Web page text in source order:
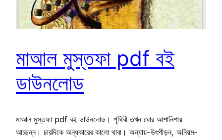
মাআল মুস্তফা pdf বই
ডাউনলোড
মাআল মুস্তফা pdf বই ডাউনলোড। পৃথিবী তখন ঘোর আশানিশায়
আচ্ছন্ন। চারদিকে অন্ধকারের কালো থাবা। অন্যায়-উৎপীড়ন, অনিয়ম-